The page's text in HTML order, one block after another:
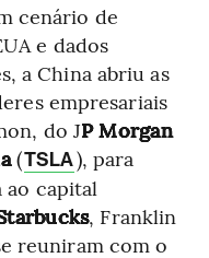
cenário de
e dados
a China abriu as
empresariais
do JP Morgan
(TSLA), para
ao capital
, Franklin
reuniram com o